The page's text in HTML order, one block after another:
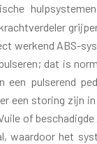
werkend ABS-
dat is
een pulserend
een storing zijn
of
waardoor het